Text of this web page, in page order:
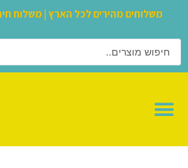
משלוחים מהירים לכל הארץ | משלוח חינם